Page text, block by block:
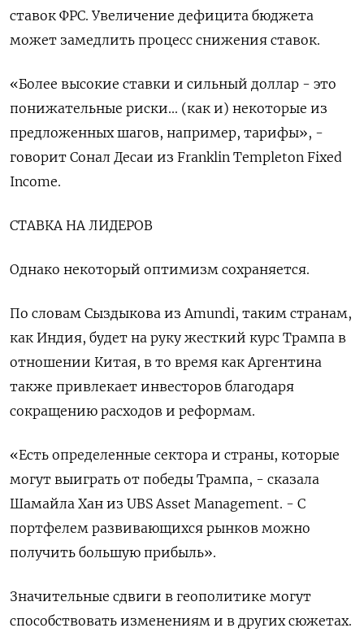
ставок ФРС. Увеличение дефицита бюджета
может замедлить процесс снижения ставок.
«Более высокие ставки и сильный доллар - это
понижательные риски... (как и) некоторые из
предложенных шагов, например, тарифы», -
говорит Сонал Десаи из Franklin Templeton Fixed
Income.
СТАВКА НА ЛИДЕРОВ
Однако некоторый оптимизм сохраняется.
По словам Сыздыкова из Amundi, таким странам,
как Индия, будет на руку жесткий курс Трампа в
отношении Китая, в то время как Аргентина
также привлекает инвесторов благодаря
сокращению расходов и реформам.
«Есть определенные сектора и страны, которые
могут выиграть от победы Трампа, - сказала
Шамайла Хан из UBS Asset Management. - С
портфелем развивающихся рынков можно
получить большую прибыль».
Значительные сдвиги в геополитике могут
способствовать изменениям и в других сюжетах.